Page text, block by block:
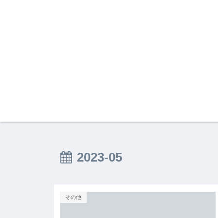
2023-05
その他